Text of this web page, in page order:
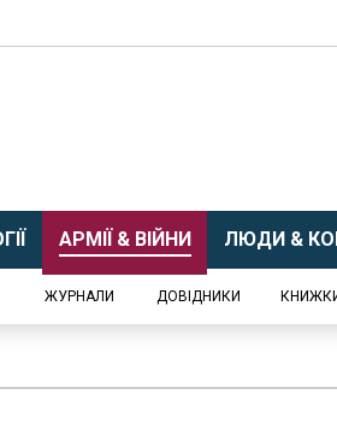
АРМІЇ & ВІЙНИ ЛЮДИ &
ЖУРНАЛИ ДОВІДНИКИ